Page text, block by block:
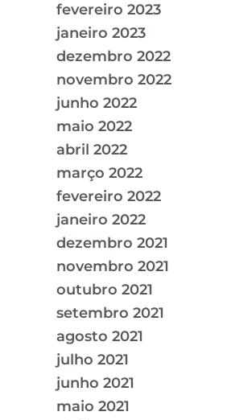
fevereiro 2023
janeiro 2023
dezembro 2022
novembro 2022
junho 2022
maio 2022
abril 2022
março 2022
fevereiro 2022
janeiro 2022
dezembro 2021
novembro 2021
outubro 2021
setembro 2021
agosto 2021
julho 2021
junho 2021
maio 2021